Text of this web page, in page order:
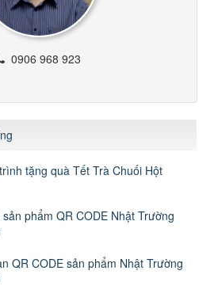
0906 968 923
tặng quà Tết Trà Chuối Hột
sản phẩm QR CODE Nhật Trường
QR CODE sản phẩm Nhật Trường